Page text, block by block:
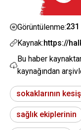
Görüntülenme:231
Kaynak:https://
Bu haber
kaynağından
sokaklarının
sağlık ekiplerinin